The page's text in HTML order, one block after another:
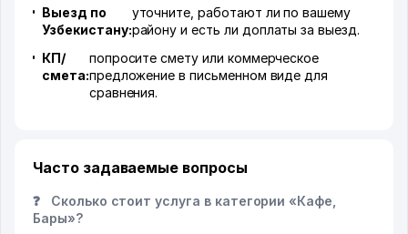
Выезд по
Узбекистану:
уточните, работают ли по вашему
району и есть ли доплаты за выезд.
КП/
смета:
попросите смету или коммерческое
предложение в письменном виде для
сравнения.
Часто задаваемые вопросы
❓
Сколько стоит услуга в категории «Кафе,
Бары»?